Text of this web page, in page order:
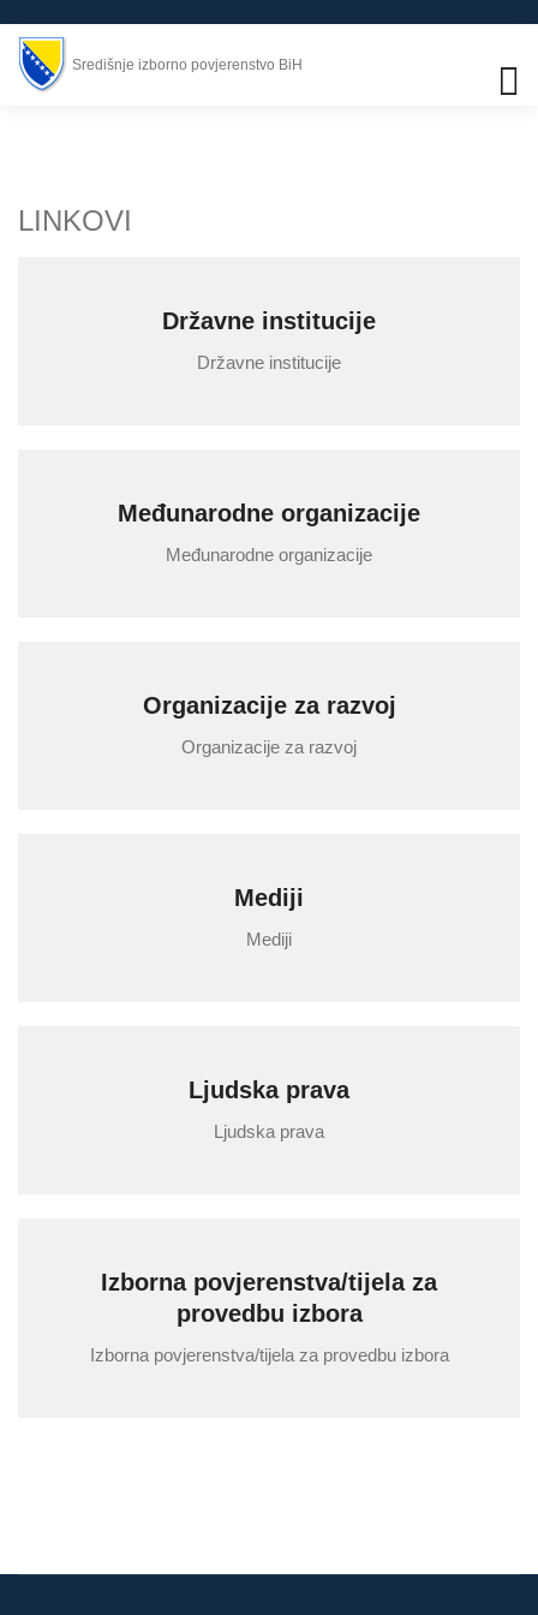
Središnje izborno povjerenstvo BiH
LINKOVI
Državne institucije
Državne institucije
Međunarodne organizacije
Međunarodne organizacije
Organizacije za razvoj
Organizacije za razvoj
Mediji
Mediji
Ljudska prava
Ljudska prava
Izborna povjerenstva/tijela za
provedbu izbora
Izborna povjerenstva/tijela za provedbu izbora